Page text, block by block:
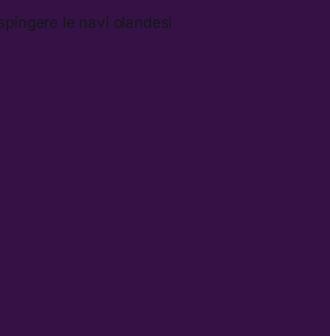
le navi olandesi